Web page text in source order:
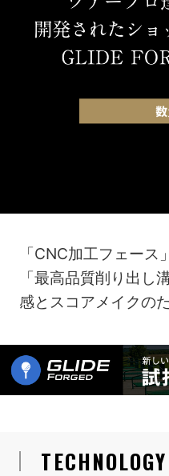
「CNC加工フェース
「最高品質削り出
感とスコアメイクのた
TECHNOLOGY